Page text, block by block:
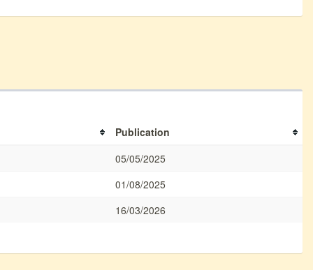
Publication
05/05/2025
01/08/2025
16/03/2026